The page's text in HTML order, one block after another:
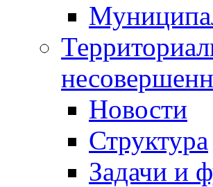
Новости
Структура
Задачи и